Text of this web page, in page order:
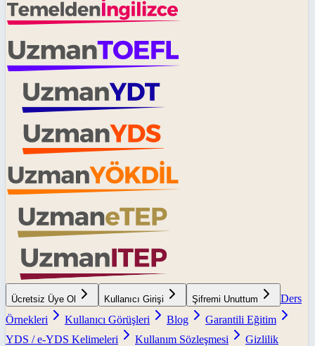
Ücretsiz Üye Ol Kullanıcı Girişi Şifremi Unuttum
Ders
Örnekleri
Kullanıcı Görüşleri Blog
Garantili Eğitim
YDS / e-YDS Kelimeleri
Kullanım Sözleşmesi
Gizlilik